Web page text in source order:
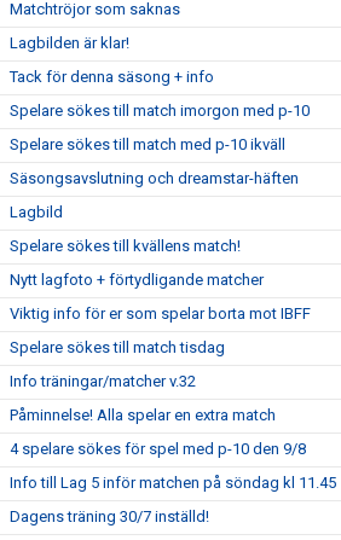
Matchtröjor som saknas
Lagbilden är klar!
Tack för denna säsong + info
Spelare sökes till match imorgon med p-10
Spelare sökes till match med p-10 ikväll
Säsongsavslutning och dreamstar-häften
Lagbild
Spelare sökes till kvällens match!
Nytt lagfoto + förtydligande matcher
Viktig info för er som spelar borta mot IBFF
Spelare sökes till match tisdag
Info träningar/matcher v.32
Påminnelse! Alla spelar en extra match
4 spelare sökes för spel med p-10 den 9/8
Info till Lag 5 inför matchen på söndag kl 11.45
Dagens träning 30/7 inställd!